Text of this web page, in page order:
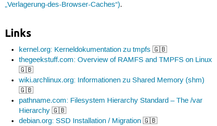
„Verlagerung-des-Browser-Caches“).
Links
kernel.org: Kerneldokumentation zu tmpfs 🇬🇧
thegeekstuff.com: Overview of RAMFS and TMPFS on Linux
🇬🇧
wiki.archlinux.org: Informationen zu Shared Memory (shm)
🇬🇧
pathname.com: Filesystem Hierarchy Standard – The /var
Hierarchy 🇬🇧
debian.org: SSD Installation / Migration 🇬🇧